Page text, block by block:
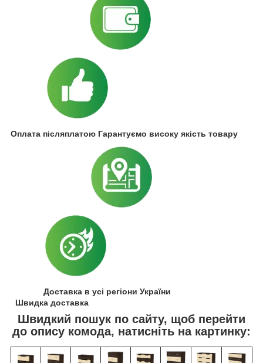
Оплата післяплатою Гарантуємо високу якість товару
Доставка в усі регіони України
Швидка доставка
Швидкий пошук по сайту, щоб перейти
до опису комода, натисніть на картинку: